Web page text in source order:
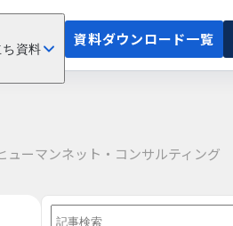
資料
資料ダウンロード一覧
ーマンネット・コンサルティング